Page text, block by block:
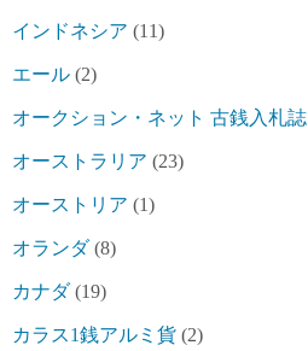
インドネシア (11)
エール (2)
オークション・ネット 古銭入札誌
オーストラリア (23)
オーストリア (1)
オランダ(8)
カナダ(19)
カラス1銭アルミ貨 (2)